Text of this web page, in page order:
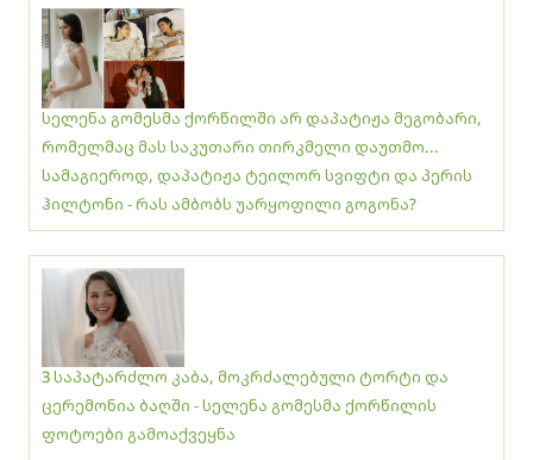
სელენა გომესმა ქორწილში არ დაპატიჟა მეგობარი,
რომელმაც მას საკუთარი თირკმელი დაუთმო...
სამაგიეროდ, დაპატიჟა ტეილორ სვიფტი და პერის
ჰილტონი - რას ამბობს უარყოფილი გოგონა?
3 საპატარძლო კაბა, მოკრძალებული ტორტი და
ცერემონია ბაღში - სელენა გომესმა ქორწილის
ფოტოები გამოაქვეყნა